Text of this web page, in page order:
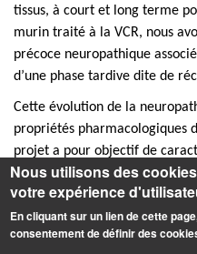
tissus, à court et long terme
murin traité à la VCR, nous
précoce neuropathique
d’une phase tardive dite de
Cette évolution de la
propriétés pharmacologiques
projet a pour objectif de
la bio-distribution de la VCR
chez la souris, à différents
Par ailleurs, la toxicité de la
Nous utilisons des
votre expérience
En cliquant sur un lien de cette
consentement de définir des